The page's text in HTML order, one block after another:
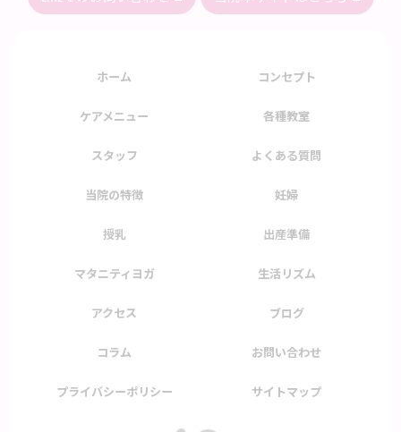
ホーム コンセプト
ケアメニュー 各種教室
スタッフ よくある質問
当院の特徴 妊婦
授乳 出産準備
マタニティヨガ 生活リズム
アクセス ブログ
コラム お問い合わせ
プライバシーポリシー サイトマップ